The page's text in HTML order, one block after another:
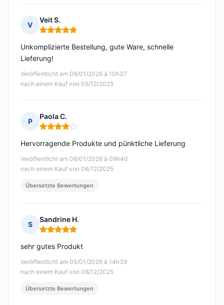
V
Veit S.
Hinweis: 5 von 5
Veröffentlicht am 06/01/2026 à 10h37
nach einem Kauf von 05/12/2025
Unkomplizierte Bestellung, gute Ware, schnelle
Lieferung!
P
Paola C.
Hinweis: 4 von 5
Veröffentlicht am 06/01/2026 à 09h40
nach einem Kauf von 06/12/2025
Hervorragende Produkte und pünktliche Lieferung
Übersetzte Bewertungen
S
Sandrine H.
Hinweis: 5 von 5
Veröffentlicht am 05/01/2026 à 14h39
nach einem Kauf von 06/12/2025
sehr gutes Produkt
Übersetzte Bewertungen